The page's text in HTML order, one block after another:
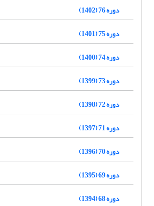
دوره 76 (1402)
دوره 75 (1401)
دوره 74 (1400)
دوره 73 (1399)
دوره 72 (1398)
دوره 71 (1397)
دوره 70 (1396)
دوره 69 (1395)
دوره 68 (1394)